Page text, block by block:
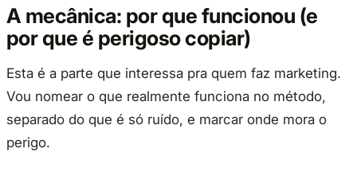
A mecânica: por que funcionou (e
por que é perigoso copiar)
Esta é a parte que interessa pra quem faz marketing.
Vou nomear o que realmente funciona no método,
separado do que é só ruído, e marcar onde mora o
perigo.